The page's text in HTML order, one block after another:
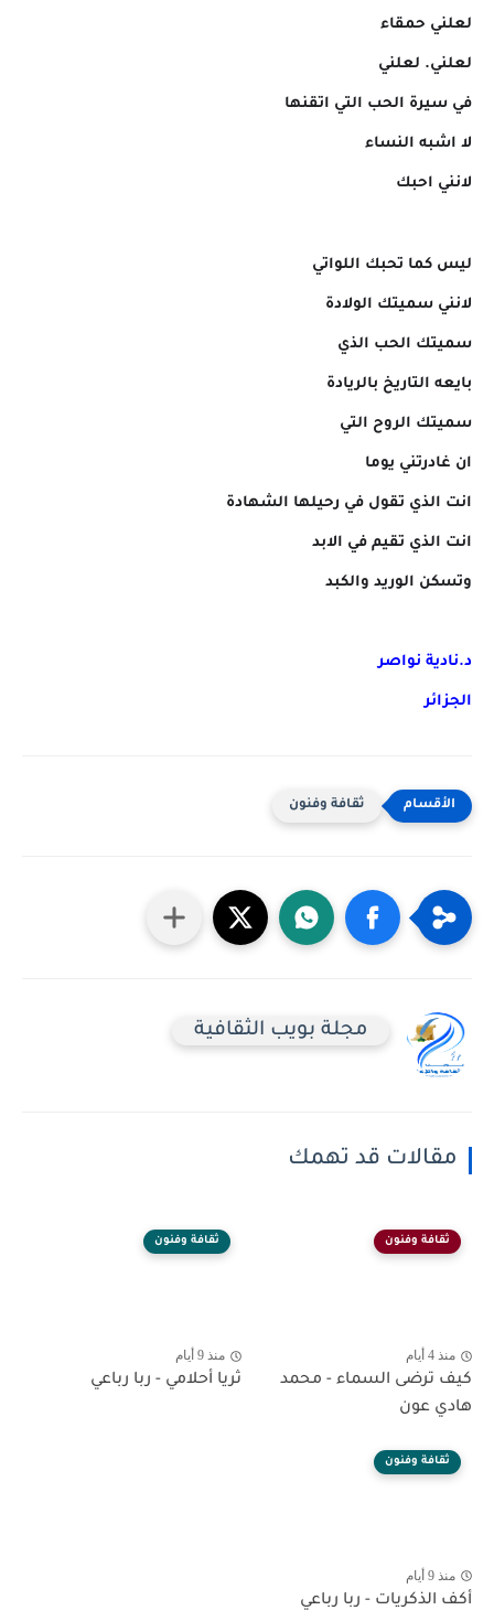
لعلني حمقاء
لعلني. لعلني
في سيرة الحب التي اتقنها
لا اشبه النساء
لانني احبك
ليس كما تحبك اللواتي
لانني سميتك الولادة
سميتك الحب الذي
بايعه التاريخ بالريادة
سميتك الروح التي
ان غادرتني يوما
انت الذي تقول في رحيلها الشهادة
انت الذي تقيم في الابد
وتسكن الوريد والكبد
د.نادية نواصر
الجزائر
ثقافة وفنون
مجلة بويب الثقافية
مقالات قد تهمك
ثقافة وفنون
منذ 4 أيام
كيف ترضى السماء - محمد
هادي عون
ثقافة وفنون
منذ 9 أيام
ثريا أحلامي - ربا رباعي
ثقافة وفنون
منذ 9 أيام
أكف الذكريات - ربا رباعي